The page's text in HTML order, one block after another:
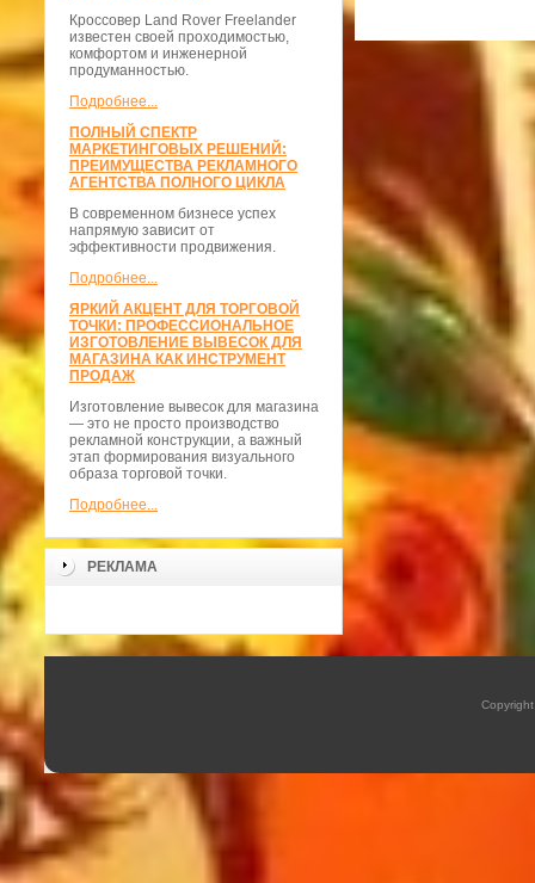
Кроссовер Land Rover Freelander
известен своей проходимостью,
комфортом и инженерной
продуманностью.
Подробнее...
ПОЛНЫЙ СПЕКТР
МАРКЕТИНГОВЫХ РЕШЕНИЙ:
ПРЕИМУЩЕСТВА РЕКЛАМНОГО
АГЕНТСТВА ПОЛНОГО ЦИКЛА
В современном бизнесе успех
напрямую зависит от
эффективности продвижения.
Подробнее...
ЯРКИЙ АКЦЕНТ ДЛЯ ТОРГОВОЙ
ТОЧКИ: ПРОФЕССИОНАЛЬНОЕ
ИЗГОТОВЛЕНИЕ ВЫВЕСОК ДЛЯ
МАГАЗИНА КАК ИНСТРУМЕНТ
ПРОДАЖ
Изготовление вывесок для магазина
— это не просто производство
рекламной конструкции, а важный
этап формирования визуального
образа торговой точки.
Подробнее...
РЕКЛАМА